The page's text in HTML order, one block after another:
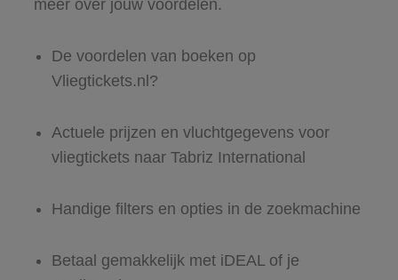
meer over jouw voordelen.
De voordelen van boeken op
Vliegtickets.nl?
Actuele prijzen en vluchtgegevens voor
vliegtickets naar Tabriz International
Handige filters en opties in de zoekmachine
Betaal gemakkelijk met iDEAL of je